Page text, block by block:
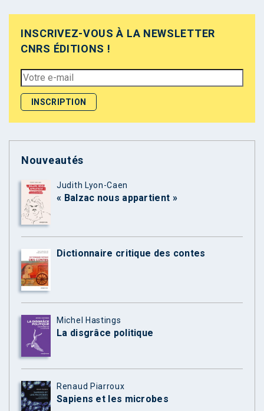
INSCRIVEZ-VOUS À LA NEWSLETTER
CNRS ÉDITIONS !
Nouveautés
Judith Lyon-Caen
« Balzac nous appartient »
Dictionnaire critique des contes
Michel Hastings
La disgrâce politique
Renaud Piarroux
Sapiens et les microbes